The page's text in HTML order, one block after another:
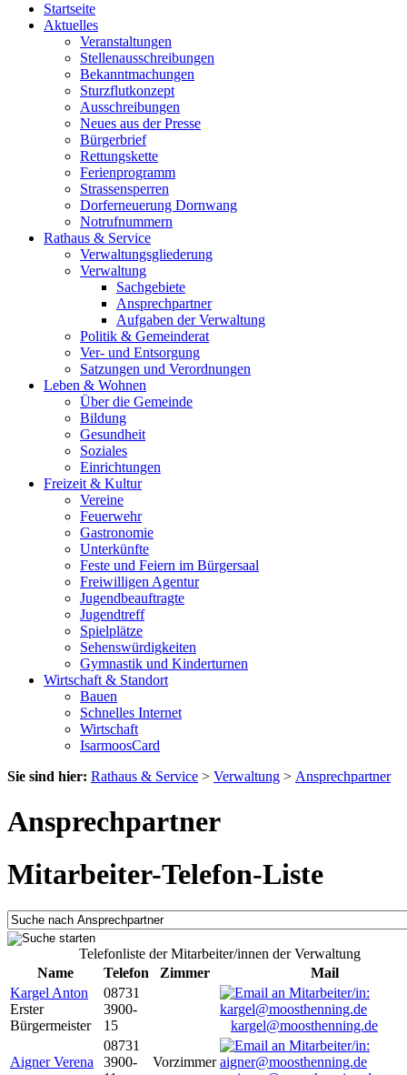
Startseite
Aktuelles
Veranstaltungen
Stellenausschreibungen
Bekanntmachungen
Sturzflutkonzept
Ausschreibungen
Neues aus der Presse
Bürgerbrief
Rettungskette
Ferienprogramm
Strassensperren
Dorferneuerung Dornwang
Notrufnummern
Rathaus & Service
Verwaltungsgliederung
Verwaltung
Sachgebiete
Ansprechpartner
Aufgaben der Verwaltung
Politik & Gemeinderat
Ver- und Entsorgung
Satzungen und Verordnungen
Leben & Wohnen
Über die Gemeinde
Bildung
Gesundheit
Soziales
Einrichtungen
Freizeit & Kultur
Vereine
Feuerwehr
Gastronomie
Unterkünfte
Feste und Feiern im Bürgersaal
Freiwilligen Agentur
Jugendbeauftragte
Jugendtreff
Spielplätze
Sehenswürdigkeiten
Gymnastik und Kinderturnen
Wirtschaft & Standort
Bauen
Schnelles Internet
Wirtschaft
IsarmoosCard
Sie sind hier: Rathaus & Service > Verwaltung > Ansprechpartner
Ansprechpartner
Mitarbeiter-Telefon-Liste
Telefonliste der Mitarbeiter/innen der Verwaltung
Name
Telefon Zimmer
Mail
Kargel Anton
Erster
Bürgermeister
08731
3900-
15
kargel@moosthenning.de
Aigner Verena
08731
3900-
Vorzimmer